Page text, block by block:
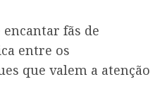
fãs de
entre os
que valem a atenção